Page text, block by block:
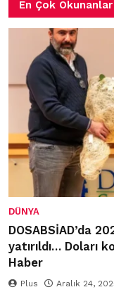
En Çok Okunanlar
DÜNYA
DOSABSİAD’da
yatırıldı… Doları
Haber
Plus Aralık 24,